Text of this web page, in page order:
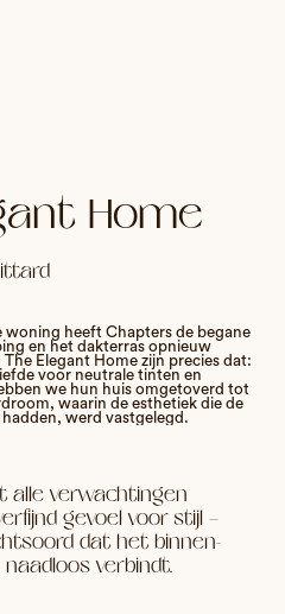
Home
woning heeft Chapters de begane
en het dakterras opnieuw
Elegant Home zijn precies dat:
voor neutrale tinten en
we hun huis omgetoverd tot
waarin de esthetiek die de
werd vastgelegd.
alle verwachtingen
gevoel voor stijl —
dat het binnen-
verbindt.